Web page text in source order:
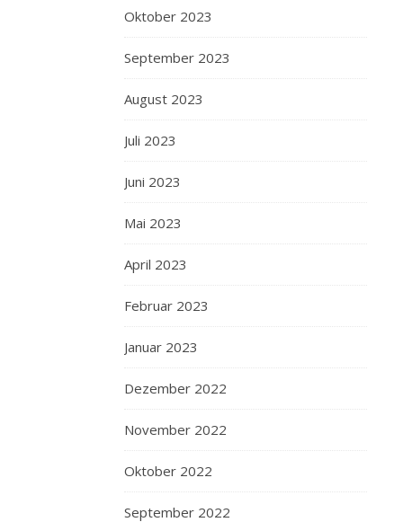
Oktober 2023
September 2023
August 2023
Juli 2023
Juni 2023
Mai 2023
April 2023
Februar 2023
Januar 2023
Dezember 2022
November 2022
Oktober 2022
September 2022